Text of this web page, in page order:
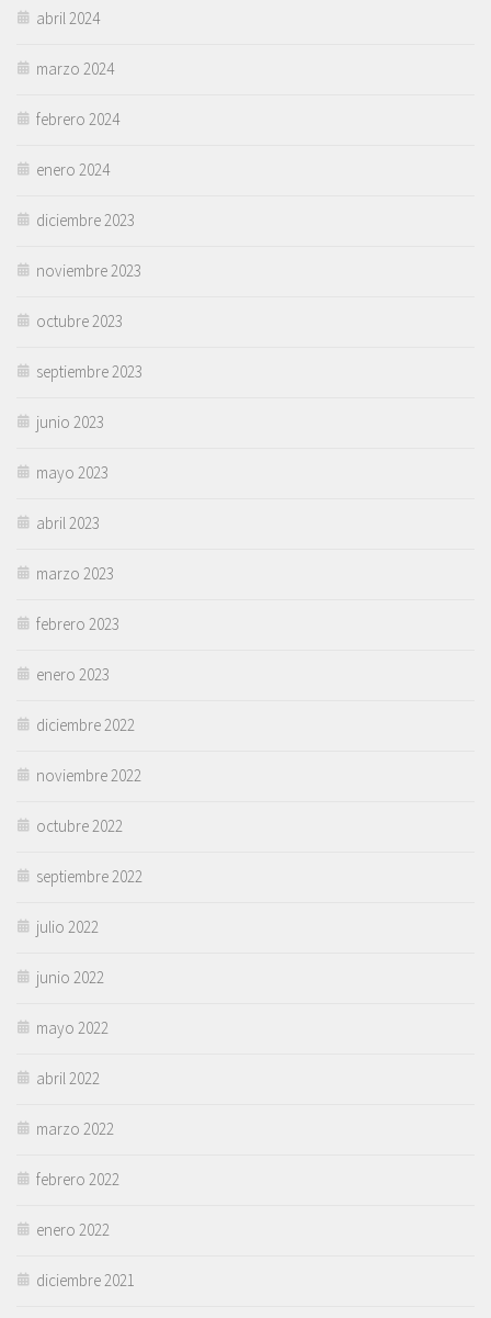
abril 2024
marzo 2024
febrero 2024
enero 2024
diciembre 2023
noviembre 2023
octubre 2023
septiembre 2023
junio 2023
mayo 2023
abril 2023
marzo 2023
febrero 2023
enero 2023
diciembre 2022
noviembre 2022
octubre 2022
septiembre 2022
julio 2022
junio 2022
mayo 2022
abril 2022
marzo 2022
febrero 2022
enero 2022
diciembre 2021